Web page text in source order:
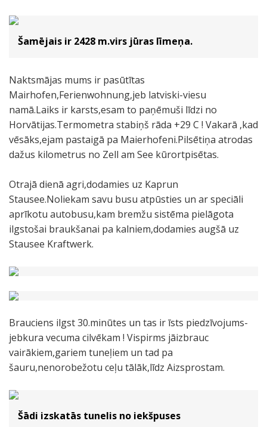
Šamējais ir 2428 m.virs jūras līmeņa.
Naktsmājas mums ir pasūtītas
Mairhofen,Ferienwohnung,jeb latviski-viesu
namā.Laiks ir karsts,esam to paņēmuši līdzi no
Horvātijas.Termometra stabiņš rāda +29 C ! Vakarā ,kad
vēsāks,ejam pastaigā pa Maierhofeni.Pilsētiņa atrodas
dažus kilometrus no Zell am See kūrortpisētas.
Otrajā dienā agri,dodamies uz Kaprun
Stausee.Noliekam savu busu atpūsties un ar speciāli
aprīkotu autobusu,kam bremžu sistēma pielāgota
ilgstošai braukšanai pa kalniem,dodamies augšā uz
Stausee Kraftwerk.
Brauciens ilgst 30.minūtes un tas ir īsts piedzīvojums-
jebkura vecuma cilvēkam ! Vispirms jāizbrauc
vairākiem,gariem tuneļiem un tad pa
šauru,nenorobežotu ceļu tālāk,līdz Aizsprostam.
Šādi izskatās tunelis no iekšpuses